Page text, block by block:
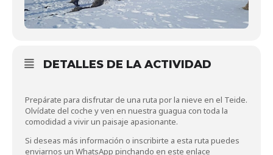
DETALLES DE LA ACTIVIDAD
Prepárate para disfrutar de una ruta por la nieve en el Teide.
Olvídate del coche y ven en nuestra guagua con toda la
comodidad a vivir un paisaje apasionante.
Si deseas más información o inscribirte a esta ruta puedes
enviarnos un WhatsApp pinchando en este enlace